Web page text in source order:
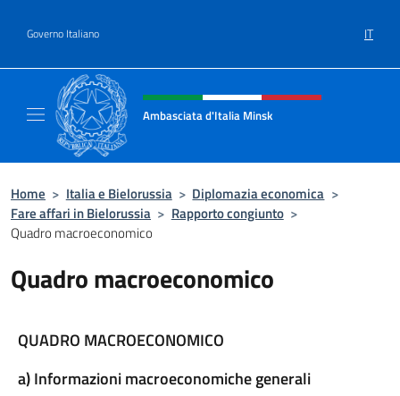
Governo Italiano IT
Intestazione sito, social e menù
Ambasciata d'Italia Minsk
Home > Italia e Bielorussia > Diplomazia economica >
Fare affari in Bielorussia > Rapporto congiunto >
Quadro macroeconomico
Quadro macroeconomico
QUADRO MACROECONOMICO
a) Informazioni macroeconomiche generali